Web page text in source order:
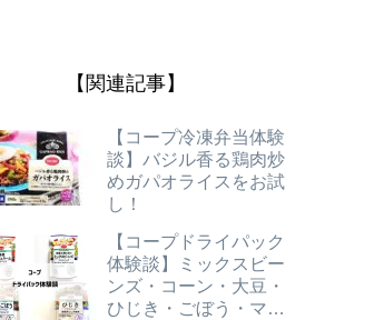
【関連記事】
【コープ冷凍弁当体験
談】バジル香る鶏肉炒
めガパオライスをお試
し！
【コープドライパック
体験談】ミックスビー
ンズ・コーン・大豆・
ひじき・ごぼう・マッ